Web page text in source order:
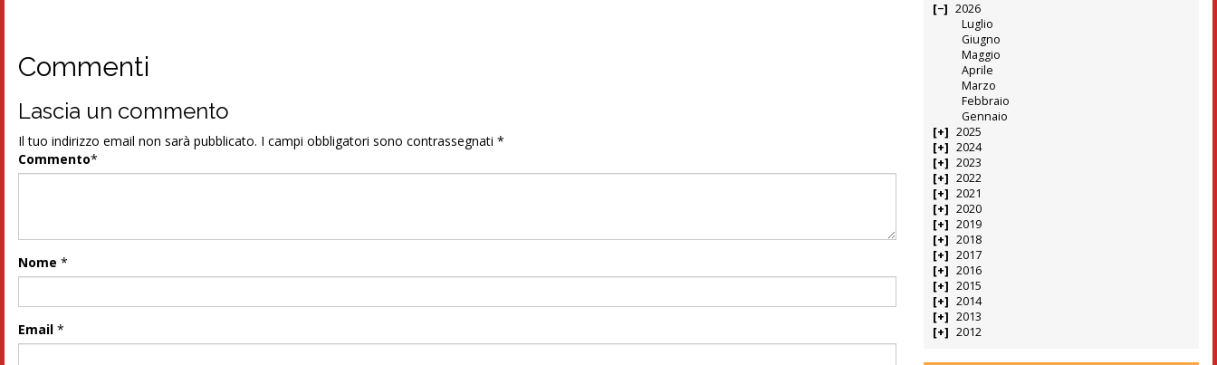
Commenti
Lascia un commento
Il tuo indirizzo email non sarà pubblicato. I campi obbligatori sono contrassegnati*
Commento*
Nome *
Email *
2026
Luglio
Giugno
Maggio
Aprile
Marzo
Febbraio
Gennaio
2025
2024
2023
2022
2021
2020
2019
2018
2017
2016
2015
2014
2013
2012